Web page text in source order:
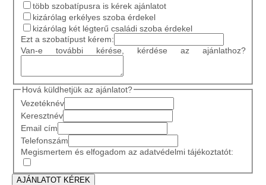
több szobatípusra is kérek ajánlatot
kizárólag erkélyes szoba érdekel
kizárólag két légterű családi szoba érdekel
Ezt a szobatípust kérem:
Van-e további kérése, kérdése az ajánlathoz?
Hová küldhetjük az ajánlatot?
Vezetéknév
Keresztnév
Email cím
Telefonszám
Megismertem és elfogadom az adatvédelmi tájékoztatót: